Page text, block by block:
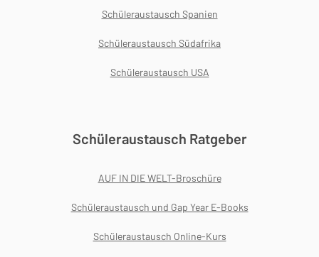
Schüleraustausch Spanien
Schüleraustausch Südafrika
Schüleraustausch USA
Schüleraustausch Ratgeber
AUF IN DIE WELT-Broschüre
Schüleraustausch und Gap Year E-Books
Schüleraustausch Online-Kurs